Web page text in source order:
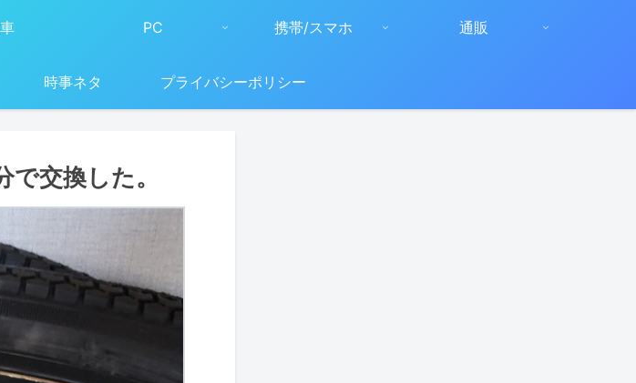
PC 携帯/スマホ 通販
時事ネタ プライバシーポリシー
交換した。